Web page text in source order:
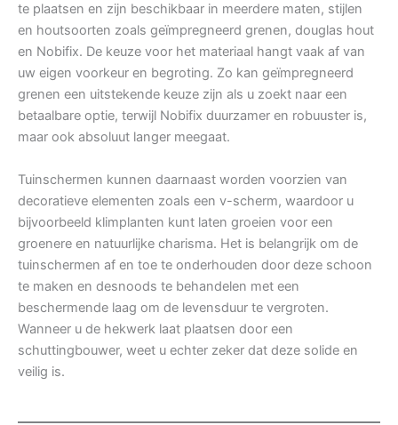
te plaatsen en zijn beschikbaar in meerdere maten, stijlen
en houtsoorten zoals geïmpregneerd grenen, douglas hout
en Nobifix. De keuze voor het materiaal hangt vaak af van
uw eigen voorkeur en begroting. Zo kan geïmpregneerd
grenen een uitstekende keuze zijn als u zoekt naar een
betaalbare optie, terwijl Nobifix duurzamer en robuuster is,
maar ook absoluut langer meegaat.
Tuinschermen kunnen daarnaast worden voorzien van
decoratieve elementen zoals een v-scherm, waardoor u
bijvoorbeeld klimplanten kunt laten groeien voor een
groenere en natuurlijke charisma. Het is belangrijk om de
tuinschermen af en toe te onderhouden door deze schoon
te maken en desnoods te behandelen met een
beschermende laag om de levensduur te vergroten.
Wanneer u de hekwerk laat plaatsen door een
schuttingbouwer, weet u echter zeker dat deze solide en
veilig is.